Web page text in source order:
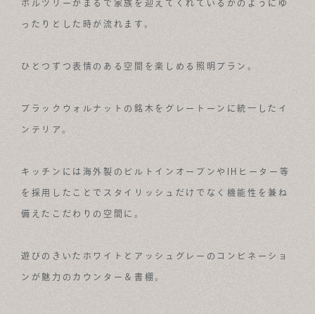
ボルツリーがまるで家族を迎えてくれているかのようにゆ
ったりとした時が流れます。
ひとつずつ表情のある空間を楽しめる照明プラン。
ブラックウォルナットの銘木をグレートーンに統一したイ
ンテリア。
キッチンには海外製のビルトインオーブンやIHヒーター等
を採用したことでスタイリッシュだけでなく機能性を兼ね
備えたこだわりの空間に。
遊びのきいたホワイトとアッシュグレーのコンビネーショ
ンが魅力のカウンター＆書棚。